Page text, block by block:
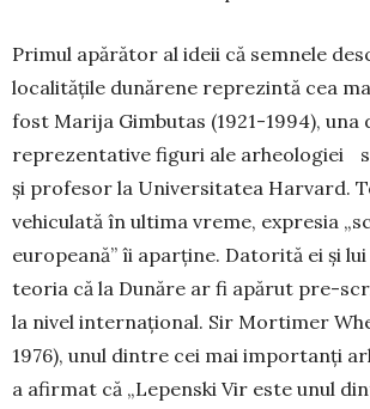
Primul apărător al ideii că semnele
localităţile du­nărene re­prezintă cea
fost Marija Gimbutas (1921-1994), una
repre­zen­tative figuri ale arheologiei
şi pro­fesor la Universitatea Harvard.
vehiculată în ultima vreme, expresia
europeană” îi aparţine. Datorită ei şi
teoria că la Du­năre ar fi apărut pre-
la nivel in­ter­naţional. Sir Mortimer
1976), unul dintre cei mai importanţi
a afirmat că „Lepenski Vir este unul